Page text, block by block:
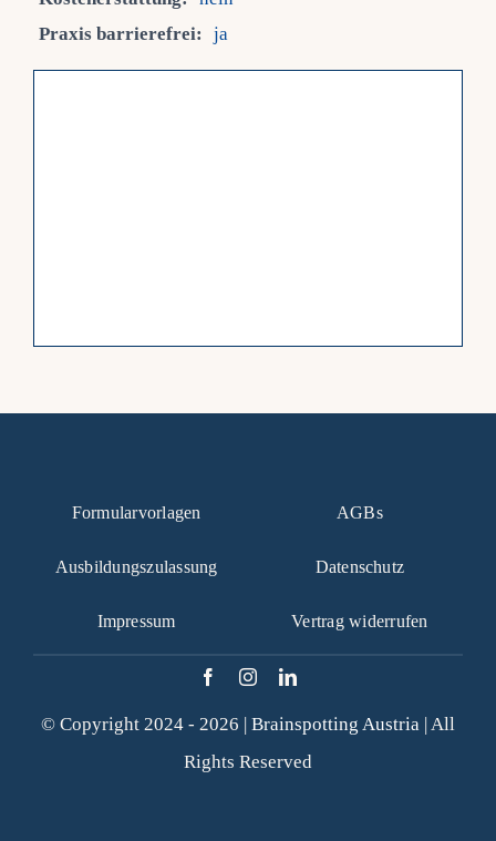
Praxis barrierefrei:
ja
Formularvorlagen
Ausbildungszulassung
Impressum
AGBs
Datenschutz
Vertrag widerrufen
© Copyright 2024 - 2026 | Brainspotting Austria | All
Rights Reserved